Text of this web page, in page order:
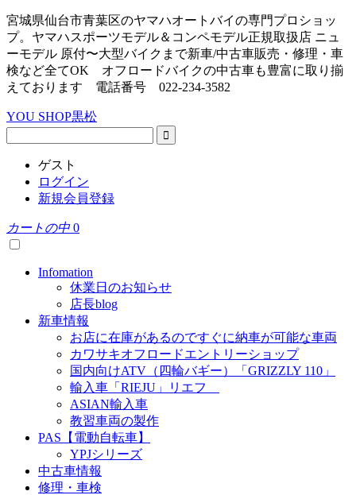
宮城県仙台市青葉区のヤマハオートバイの専門プロショッ
プ。ヤマハスポーツモデル＆コンペモデル正規取扱店 ニュ
ーモデル 原付〜大型バイクまで新車/中古車販売・修理・車
検など全てOK オフロードバイクの中古車も豊富に取り揃
えております 電話番号 022-234-3582
YOU SHOP黒松
ゲスト
ログイン
新規会員登録
カートの中 0
Infomation
休業日のお知らせ
店長blog
新車情報
お店に在庫があるのですぐに納車が可能な車両
カワサキオフロードエントリーショップ
国内向けATV（四輪バギー）「GRIZZLY 110」
輸入車「RIEJU」リエフ
ASIAN輸入車
教習車両の製作
PAS【電動自転車】
YPJシリーズ
中古車情報
修理・車検